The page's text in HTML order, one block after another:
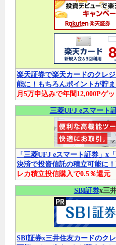
楽天証券で楽天カードのクレ
能に！もちろんポイントが貯ま
月5万申込みで年間12,000Pゲッ
三菱UFJ eスマート
「三菱UFJ eスマート証券」x
決済で投資信託の積立可能に
レカ積立投信購入で0.5％還元
SBI証券x三
SBI証券x三井住友カードのク